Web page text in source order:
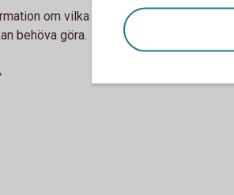
om vilka webbläsare vi
behöva göra.